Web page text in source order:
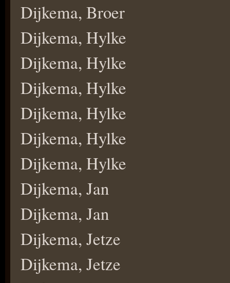
Dijkema, Broer
Dijkema, Hylke
Dijkema, Hylke
Dijkema, Hylke
Dijkema, Hylke
Dijkema, Hylke
Dijkema, Hylke
Dijkema, Jan
Dijkema, Jan
Dijkema, Jetze
Dijkema, Jetze